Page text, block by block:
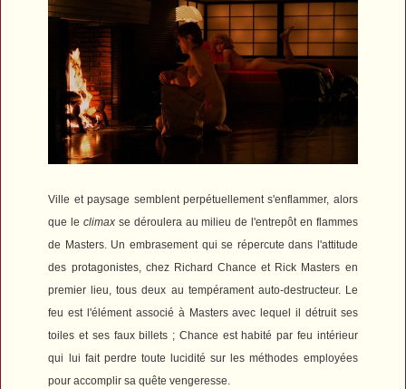
Ville et paysage semblent perpétuellement s'enflammer, alors
que leclimax se déroulera au milieu de l'entrepôt en flammes
de Masters. Un embrasement qui se répercute dans l'attitude
des protagonistes, chez Richard Chance et Rick Masters en
premier lieu, tous deux au tempérament auto-destructeur. Le
feu est l'élément associé à Masters avec lequel il détruit ses
toiles et ses faux billets ; Chance est habité par feu intérieur
qui lui fait perdre toute lucidité sur les méthodes employées
pour accomplir sa quête vengeresse.